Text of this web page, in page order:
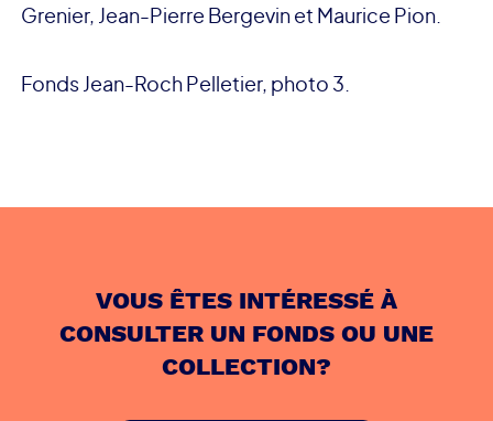
Grenier, Jean-Pierre Bergevin et Maurice Pion.
Fonds Jean-Roch Pelletier, photo 3.
VOUS ÊTES INTÉRESSÉ À
CONSULTER UN FONDS OU UNE
COLLECTION?